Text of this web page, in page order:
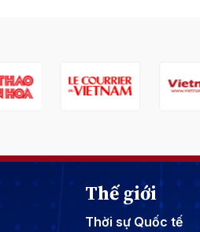
Thế giới
Thời sự Quốc tế